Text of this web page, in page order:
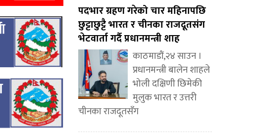
पदभार ग्रहण गरेको चार महिनापछि
छुट्टाछुट्टै भारत र चीनका राजदूतसंग
भेटवार्ता गर्दै प्रधानमन्त्री शाह
काठमाडौं,२४ साउन ।
प्रधानमन्त्री बालेन शाहले
भोली दक्षिणी छिमेकी
मुलुक भारत र उत्तरी
चीनका राजदूतसँग